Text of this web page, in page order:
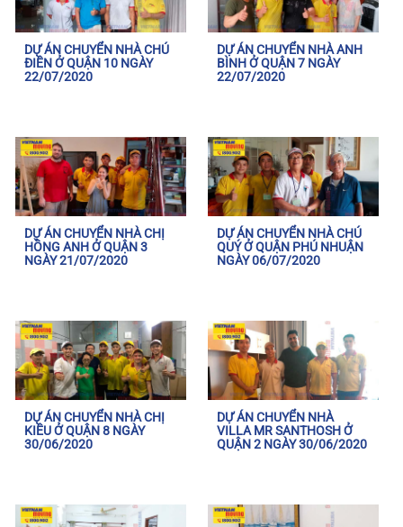
DỰ ÁN CHUYỂN NHÀ CHÚ
ĐIỀN Ở QUẬN 10 NGÀY
22/07/2020
DỰ ÁN CHUYỂN NHÀ ANH
BÌNH Ở QUẬN 7 NGÀY
22/07/2020
DỰ ÁN CHUYỂN NHÀ CHỊ
HỒNG ANH Ở QUẬN 3
NGÀY 21/07/2020
DỰ ÁN CHUYỂN NHÀ CHÚ
QUÝ Ở QUẬN PHÚ NHUẬN
NGÀY 06/07/2020
DỰ ÁN CHUYỂN NHÀ CHỊ
KIỀU Ở QUẬN 8 NGÀY
30/06/2020
DỰ ÁN CHUYỂN NHÀ
VILLA MR SANTHOSH Ở
QUẬN 2 NGÀY 30/06/2020